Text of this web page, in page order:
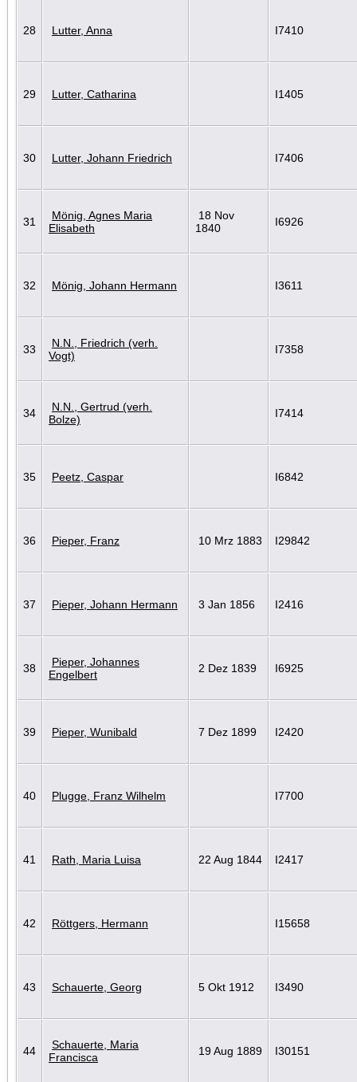
28 Lutter, Anna I7410
29 Lutter, Catharina I1405
30 Lutter, Johann Friedrich I7406
31
Mönig, Agnes Maria
Elisabeth
18 Nov
1840
I6926
32 Mönig, Johann Hermann I3611
33
N.N., Friedrich (verh.
Vogt)
I7358
34
N.N., Gertrud (verh.
Bolze)
I7414
35 Peetz, Caspar I6842
36 Pieper, Franz 10 Mrz 1883 I29842
37 Pieper, Johann Hermann 3 Jan 1856 I2416
38
Pieper, Johannes
Engelbert
2 Dez 1839 I6925
39 Pieper, Wunibald 7 Dez 1899 I2420
40 Plugge, Franz Wilhelm I7700
41 Rath, Maria Luisa 22 Aug 1844 I2417
42 Röttgers, Hermann I15658
43 Schauerte, Georg 5 Okt 1912 I3490
44
Schauerte, Maria
Francisca
19 Aug 1889 I30151